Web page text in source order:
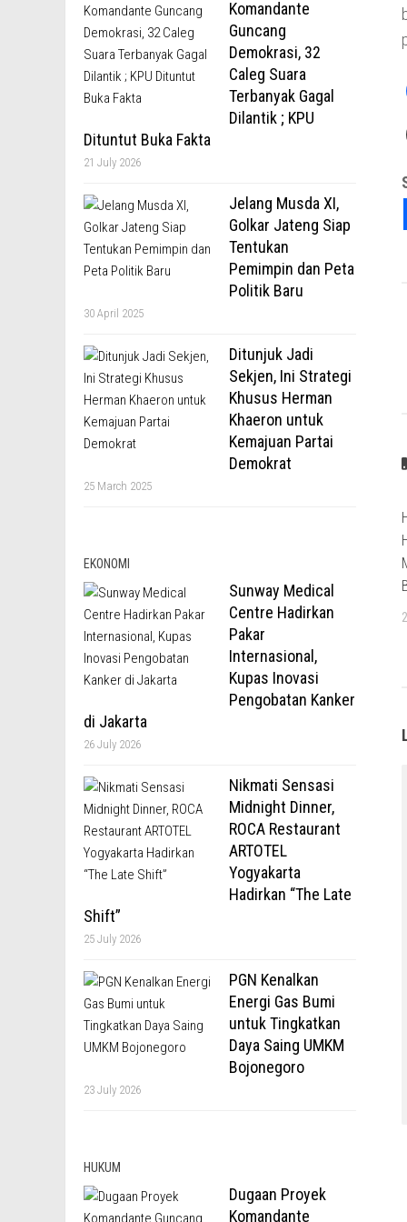
Komandante
Guncang
Demokrasi, 32
Caleg Suara
Terbanyak Gagal
Dilantik ; KPU
Dituntut Buka Fakta
21 July 2026
Jelang Musda XI,
Golkar Jateng Siap
Tentukan
Pemimpin dan Peta
Politik Baru
30 April 2025
Ditunjuk Jadi
Sekjen, Ini Strategi
Khusus Herman
Khaeron untuk
Kemajuan Partai
Demokrat
25 March 2025
EKONOMI
Sunway Medical
Centre Hadirkan
Pakar
Internasional,
Kupas Inovasi
Pengobatan Kanker
di Jakarta
26 July 2026
Nikmati Sensasi
Midnight Dinner,
ROCA Restaurant
ARTOTEL
Yogyakarta
Hadirkan “The Late
Shift”
25 July 2026
PGN Kenalkan
Energi Gas Bumi
untuk Tingkatkan
Daya Saing UMKM
Bojonegoro
23 July 2026
HUKUM
Dugaan Proyek
Komandante